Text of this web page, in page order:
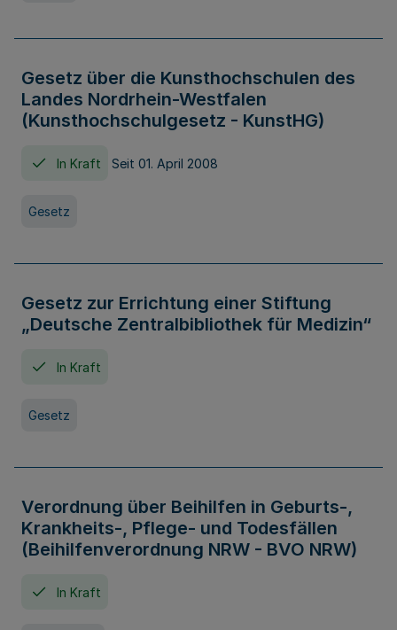
Gesetz über die Kunsthochschulen des
Landes Nordrhein-Westfalen
(Kunsthochschulgesetz - KunstHG)
In Kraft Seit 01. April 2008
Gesetz
Gesetz zur Errichtung einer Stiftung
„Deutsche Zentralbibliothek für Medizin“
In Kraft
Gesetz
Verordnung über Beihilfen in Geburts-,
Krankheits-, Pflege- und Todesfällen
(Beihilfenverordnung NRW - BVO NRW)
In Kraft